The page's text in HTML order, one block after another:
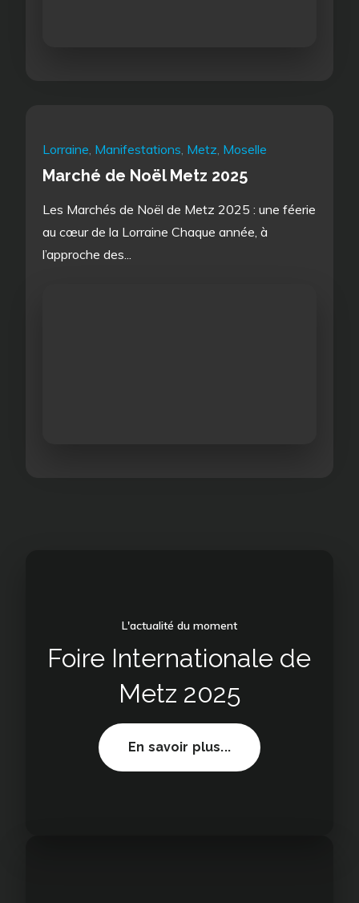
Lorraine, Manifestations, Metz, Moselle
Marché de Noël Metz 2025
Les Marchés de Noël de Metz 2025 : une féerie
au cœur de la Lorraine Chaque année, à
l’approche des...
L'actualité du moment
Foire Internationale de
Metz 2025
Foire
Internationale
En savoir plus...